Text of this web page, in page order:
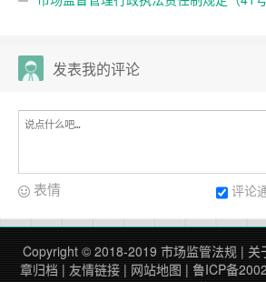
发表我的评论
评论
表情
Copyright © 2018-2019 市场监管法规 | 关
章归档 | 友情链接| 网站地图 | 鲁ICP备